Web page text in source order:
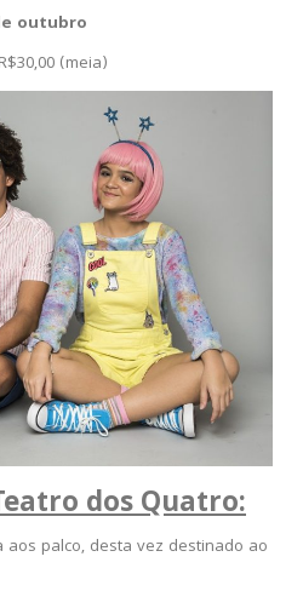
outubro
(meia)
dos Quatro:
aos palco, desta vez destinado ao